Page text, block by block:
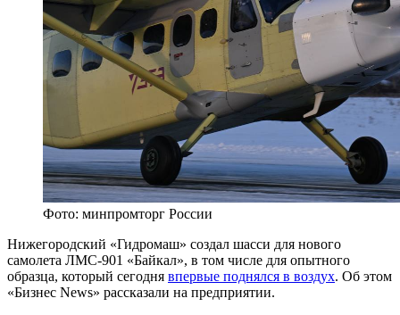
Фото: минпромторг России
Нижегородский «Гидромаш» создал шасси для нового
самолета ЛМС-901 «Байкал», в том числе для опытного
образца, который сегодня впервые поднялся в воздух. Об этом
«Бизнес News» рассказали на предприятии.